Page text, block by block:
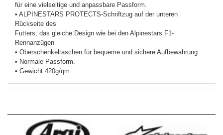
für eine vielseitige und anpassbare Passform.
• ALPINESTARS PROTECTS-Schriftzug auf der unteren
Rückseite des
Futters; das gleiche Design wie bei den Alpinestars F1-
Rennanzügen
• Oberschenkeltaschen für bequeme und sichere Aufbewahrung.
• Normale Passform.
• Gewicht 420g/qm